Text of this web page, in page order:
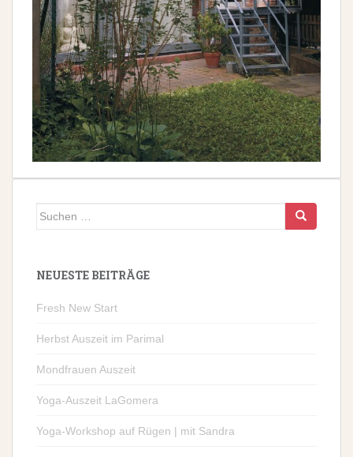
Suchen
NEUESTE BEITRÄGE
Fresh New Start
Herbst Auszeit im Parimal
Mondfrauen Auszeit
Yoga-Auszeit LaGomera
Yoga-Workshop auf Rügen | mit Sandra